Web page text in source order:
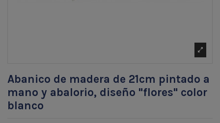
Abanico de madera de 21cm pintado a
mano y abalorio, diseño "flores" color
blanco